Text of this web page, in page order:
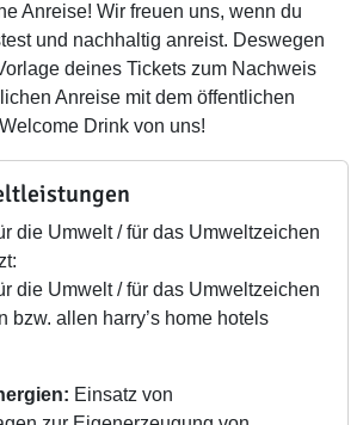
Anreise! Wir freuen uns, wenn du
und nachhaltig anreist. Deswegen
deines Tickets zum Nachweis
Anreise mit dem öffentlichen
Drink von uns!
die Umwelt / für das Umweltzeichen
die Umwelt / für das Umweltzeichen
bzw. allen harry’s home hotels
Einsatz von